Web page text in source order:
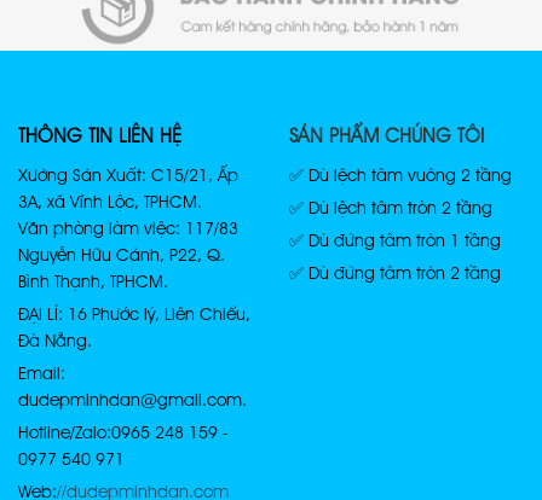
THÔNG TIN LIÊN HỆ
Xưởng Sản Xuất: C15/21, Ấp
3A, xã Vĩnh Lộc, TPHCM.
Văn phòng làm việc: 117/83
Nguyễn Hữu Cảnh, P22, Q.
Bình Thạnh, TPHCM.
ĐẠI LÍ: 16 Phước lý, Liên Chiểu,
Đà Nẵng.
Email:
dudepminhdan@gmail.com.
Hotline/Zalo: 0965 248 159 -
0977 540 971
Web://dudepminhdan.com
SẢN PHẨM CHÚNG TÔI
✅ Dù lệch tâm vuông 2 tầng
✅ Dù lệch tâm tròn 2 tầng
✅ Dù đứng tâm tròn 1 tầng
✅ Dù đứng tâm tròn 2 tầng